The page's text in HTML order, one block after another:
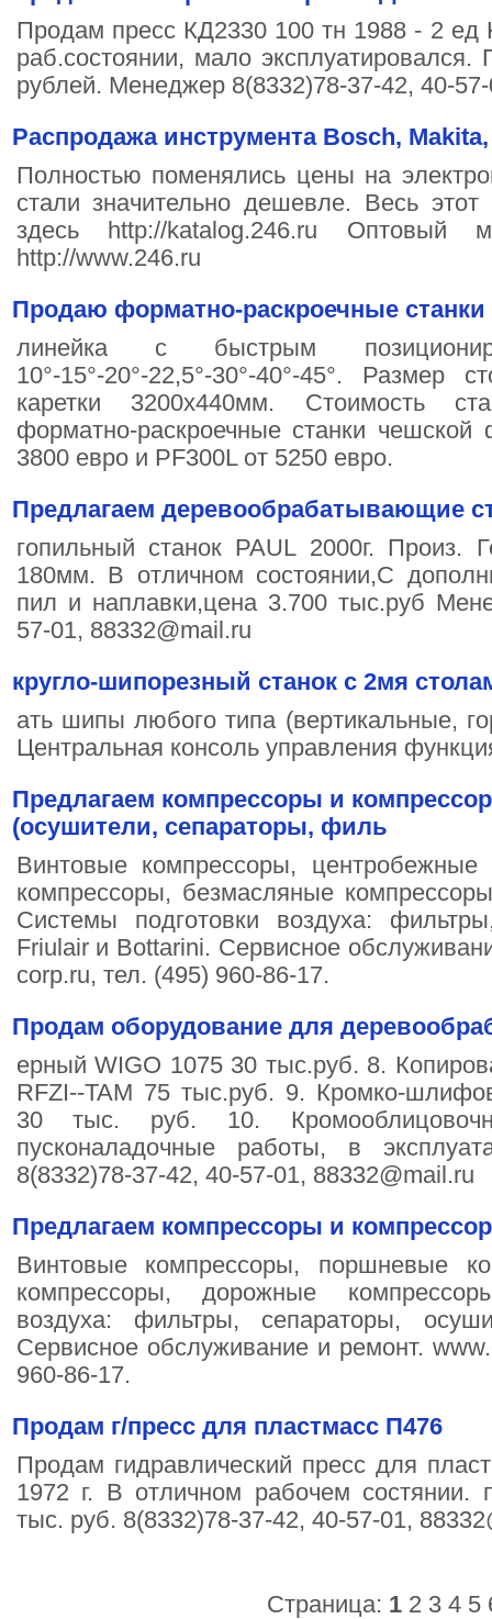
Продам пресс КД2330 100 тн 1988 - 2
раб.состоянии, мало
рублей. Менеджер 8(8332)78-37-42, 40-
Распродажа инструмента Bosch,
Полностью поменялись цены на
стали значительно дешевле. Весь
здесь http://katalog.246.ru Оптовый
http://www.246.ru
Продаю форматно-раскроечные станки
линейка с быстрым
10°-15°-20°-22,5°-30°-40°-45°. Размер
каретки 3200х440мм. Стоимость
форматно-раскроечные станки
3800 евро и PF300L от 5250 евро.
Предлагаем деревообрабатывающие
гопильный станок PAUL 2000г. Произ.
180мм. В отличном состоянии,С
пил и наплавки,цена 3.700 тыс.руб
57-01, 88332@mail.ru
кругло-шипорезный станок с 2мя
ать шипы любого типа (вертикальные,
Центральная консоль управления
Предлагаем компрессоры и
(осушители, сепараторы, филь
Винтовые компрессоры,
компрессоры, безмасляные
Системы подготовки воздуха:
Friulair и Bottarini. Сервисное
corp.ru, тел. (495) 960-86-17.
Продам оборудование для
ерный WIGO 1075 30 тыс.руб. 8.
RFZI--TAM 75 тыс.руб. 9. Кромко-
30 тыс. руб. 10.
пусконаладочные работы, в
8(8332)78-37-42, 40-57-01, 88332@mail.ru
Предлагаем компрессоры и
Винтовые компрессоры, поршневые
компрессоры, дорожные
воздуха: фильтры, сепараторы,
Сервисное обслуживание и ремонт.
960-86-17.
Продам г/пресс для пластмасс П476
Продам гидравлический пресс для
1972 г. В отличном рабочем состянии.
тыс. руб. 8(8332)78-37-42, 40-57-01,
Страница: 1 2 3 4 5